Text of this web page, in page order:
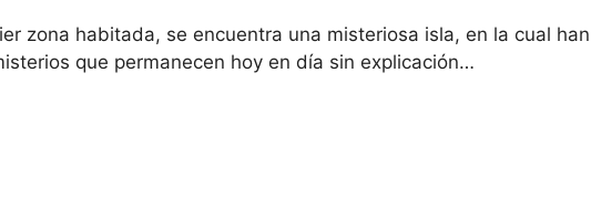
zona habitada, se encuentra una misteriosa isla, en la cual han
que permanecen hoy en día sin explicación…